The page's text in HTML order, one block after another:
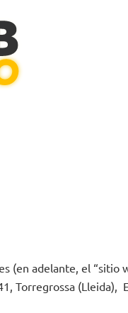
(en adelante, el “sitio
Torregrossa (Lleida),